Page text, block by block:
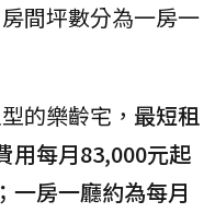
間坪數分為一房一
的樂齡宅， 最短租
用每月83,000元起
一房一廳約為每月